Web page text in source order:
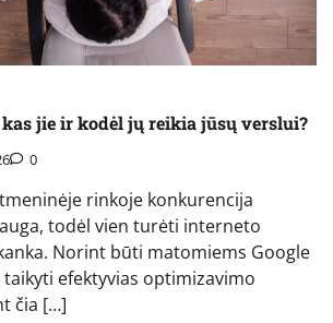
kas jie ir kodėl jų reikia jūsų verslui?
0
rinkoje konkurencija
todėl vien turėti interneto
Norint būti matomiems Google
efektyvias optimizavimo
čia […]